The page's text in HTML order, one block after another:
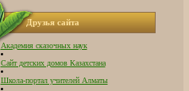
Друзья сайта
Академия сказочных наук
Сайт детских домов Казахстана
Школа-портал учителей Алматы